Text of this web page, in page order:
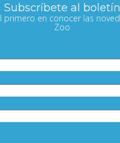
Subscríbete al boletín
primero en conocer las
Zoo